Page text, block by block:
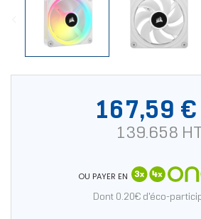
167,59 €
139.658 HT
OU PAYER EN
Dont 0.20€ d'éco-